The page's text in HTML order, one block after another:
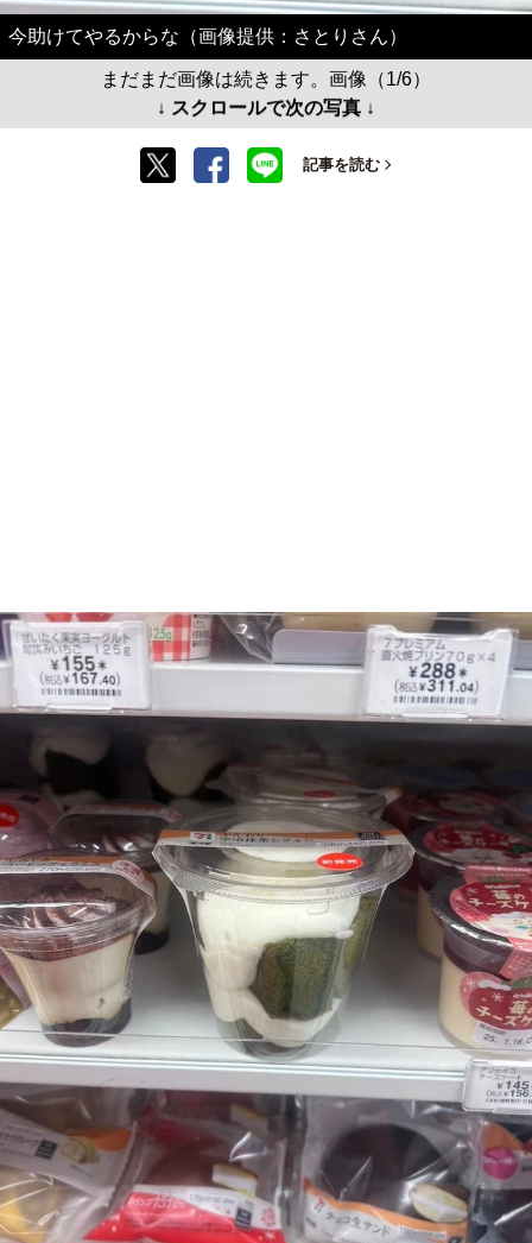
今助けてやるからな（画像提供：さとりさん）
まだまだ画像は続きます。画像（1/6）
↓ スクロールで次の写真 ↓
記事を読む